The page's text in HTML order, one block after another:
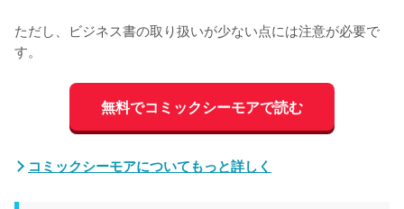
ただし、ビジネス書の取り扱いが少ない点には注意が必要で
す。
無料でコミックシーモアで読む
コミックシーモアについてもっと詳しく